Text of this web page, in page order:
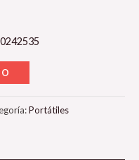
Portátiles